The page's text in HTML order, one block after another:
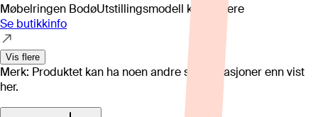
Møbelringen BodøUtstillingsmodell kan variere
Se butikkinfo
Vis flere
Merk: Produktet kan ha noen andre spesifikasjoner enn vist
her.